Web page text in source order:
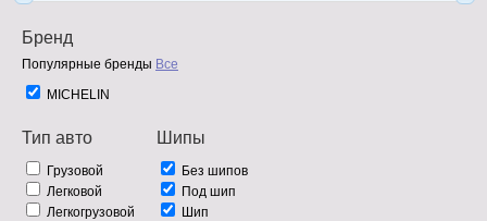
Бренд
Популярные бренды Все
MICHELIN
Тип авто
Грузовой
Легковой
Легкогрузовой
Шипы
Без шипов
Под шип
Шип